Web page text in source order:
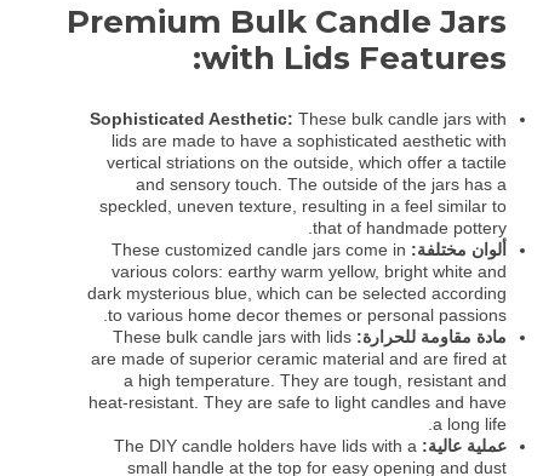
Premium Bulk Candle Jars
with Lids Features:
Sophisticated Aesthetic: These bulk candle jars with
lids are made to have a sophisticated aesthetic with
vertical striations on the outside, which offer a tactile
and sensory touch. The outside of the jars has a
speckled, uneven texture, resulting in a feel similar to
that of handmade pottery.
ألوان مختلفة: These customized candle jars come in
various colors: earthy warm yellow, bright white and
dark mysterious blue, which can be selected according
to various home decor themes or personal passions.
مادة مقاومة للحرارة: These bulk candle jars with lids
are made of superior ceramic material and are fired at
a high temperature. They are tough, resistant and
heat-resistant. They are safe to light candles and have
a long life.
عملية عالية: The DIY candle holders have lids with a
small handle at the top for easy opening and dust